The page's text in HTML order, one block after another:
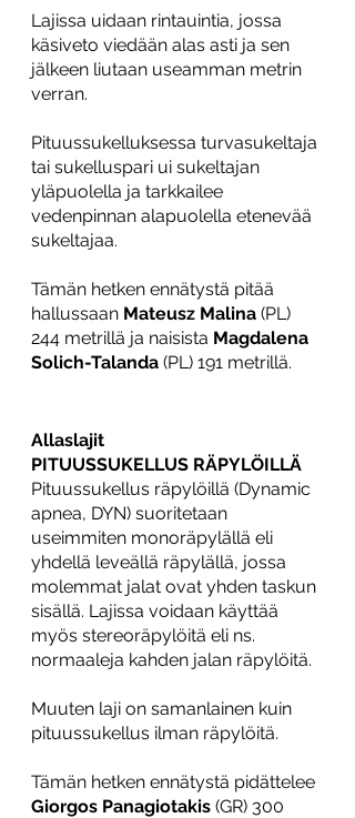
Lajissa uidaan rintauintia, jossa
käsiveto viedään alas asti ja sen
jälkeen liutaan useamman metrin
verran.
Pituussukelluksessa turvasukeltaja
tai sukelluspari ui sukeltajan
yläpuolella ja tarkkailee
vedenpinnan alapuolella etenevää
sukeltajaa.
Tämän hetken ennätystä pitää
hallussaan Mateusz Malina (PL)
244 metrillä ja naisista Magdalena
Solich-Talanda (PL) 191 metrillä.
Allaslajit
PITUUSSUKELLUS RÄPYLÖILLÄ
Pituussukellus räpylöillä (Dynamic
apnea, DYN) suoritetaan
useimmiten monoräpylällä eli
yhdellä leveällä räpylällä, jossa
molemmat jalat ovat yhden taskun
sisällä. Lajissa voidaan käyttää
myös stereoräpylöitä eli ns.
normaaleja kahden jalan räpylöitä.
Muuten laji on samanlainen kuin
pituussukellus ilman räpylöitä.
Tämän hetken ennätystä pidättelee
Giorgos Panagiotakis (GR) 300